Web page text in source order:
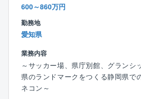
■毎月支給
■請負金額×歩合率という分かり易さ
建物平均単価2,350万円× 1.5％ ＋ プ
平均歩合約45万円（1棟当たり）
■平均受注数
平均年間受注数：10.25棟（1人当た
＜例：年間歩合給＞
600～860万円
勤務地
愛知県
業務内容
～サッカー場、県庁別館、グランシ
県のランドマークをつくる静岡県で
ネコン～